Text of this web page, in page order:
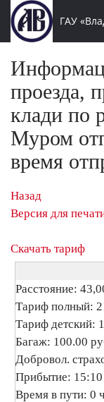
ГАУ
проезда,
клади по
Муром
время
Назад
Версия для
Скачать тариф
Расстояние:
Тариф полный:
Тариф детский:
Багаж: 100.00
Добровол.
Прибытие: 15:10
Время в пути: 0